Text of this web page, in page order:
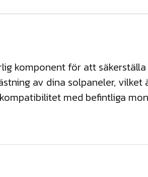
komponent för att
av dina solpaneler,
med befintliga